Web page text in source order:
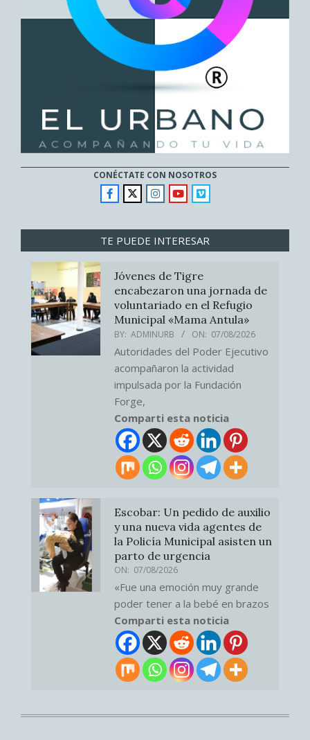
CONÉCTATE CON NOSOTROS
TE PUEDE INTERESAR
Jóvenes de Tigre
encabezaron una jornada de
voluntariado en el Refugio
Municipal «Mama Antula»
BY: ADMINURB ON: 07/08/2026
Autoridades del Poder Ejecutivo
acompañaron la actividad
impulsada por la Fundación
Forge,
Comparti esta noticia
Escobar: Un pedido de auxilio
y una nueva vida agentes de
la Policía Municipal asisten un
parto de urgencia
ON: 07/08/2026
«Fue una emoción muy grande
poder tener a la bebé en brazos
Comparti esta noticia